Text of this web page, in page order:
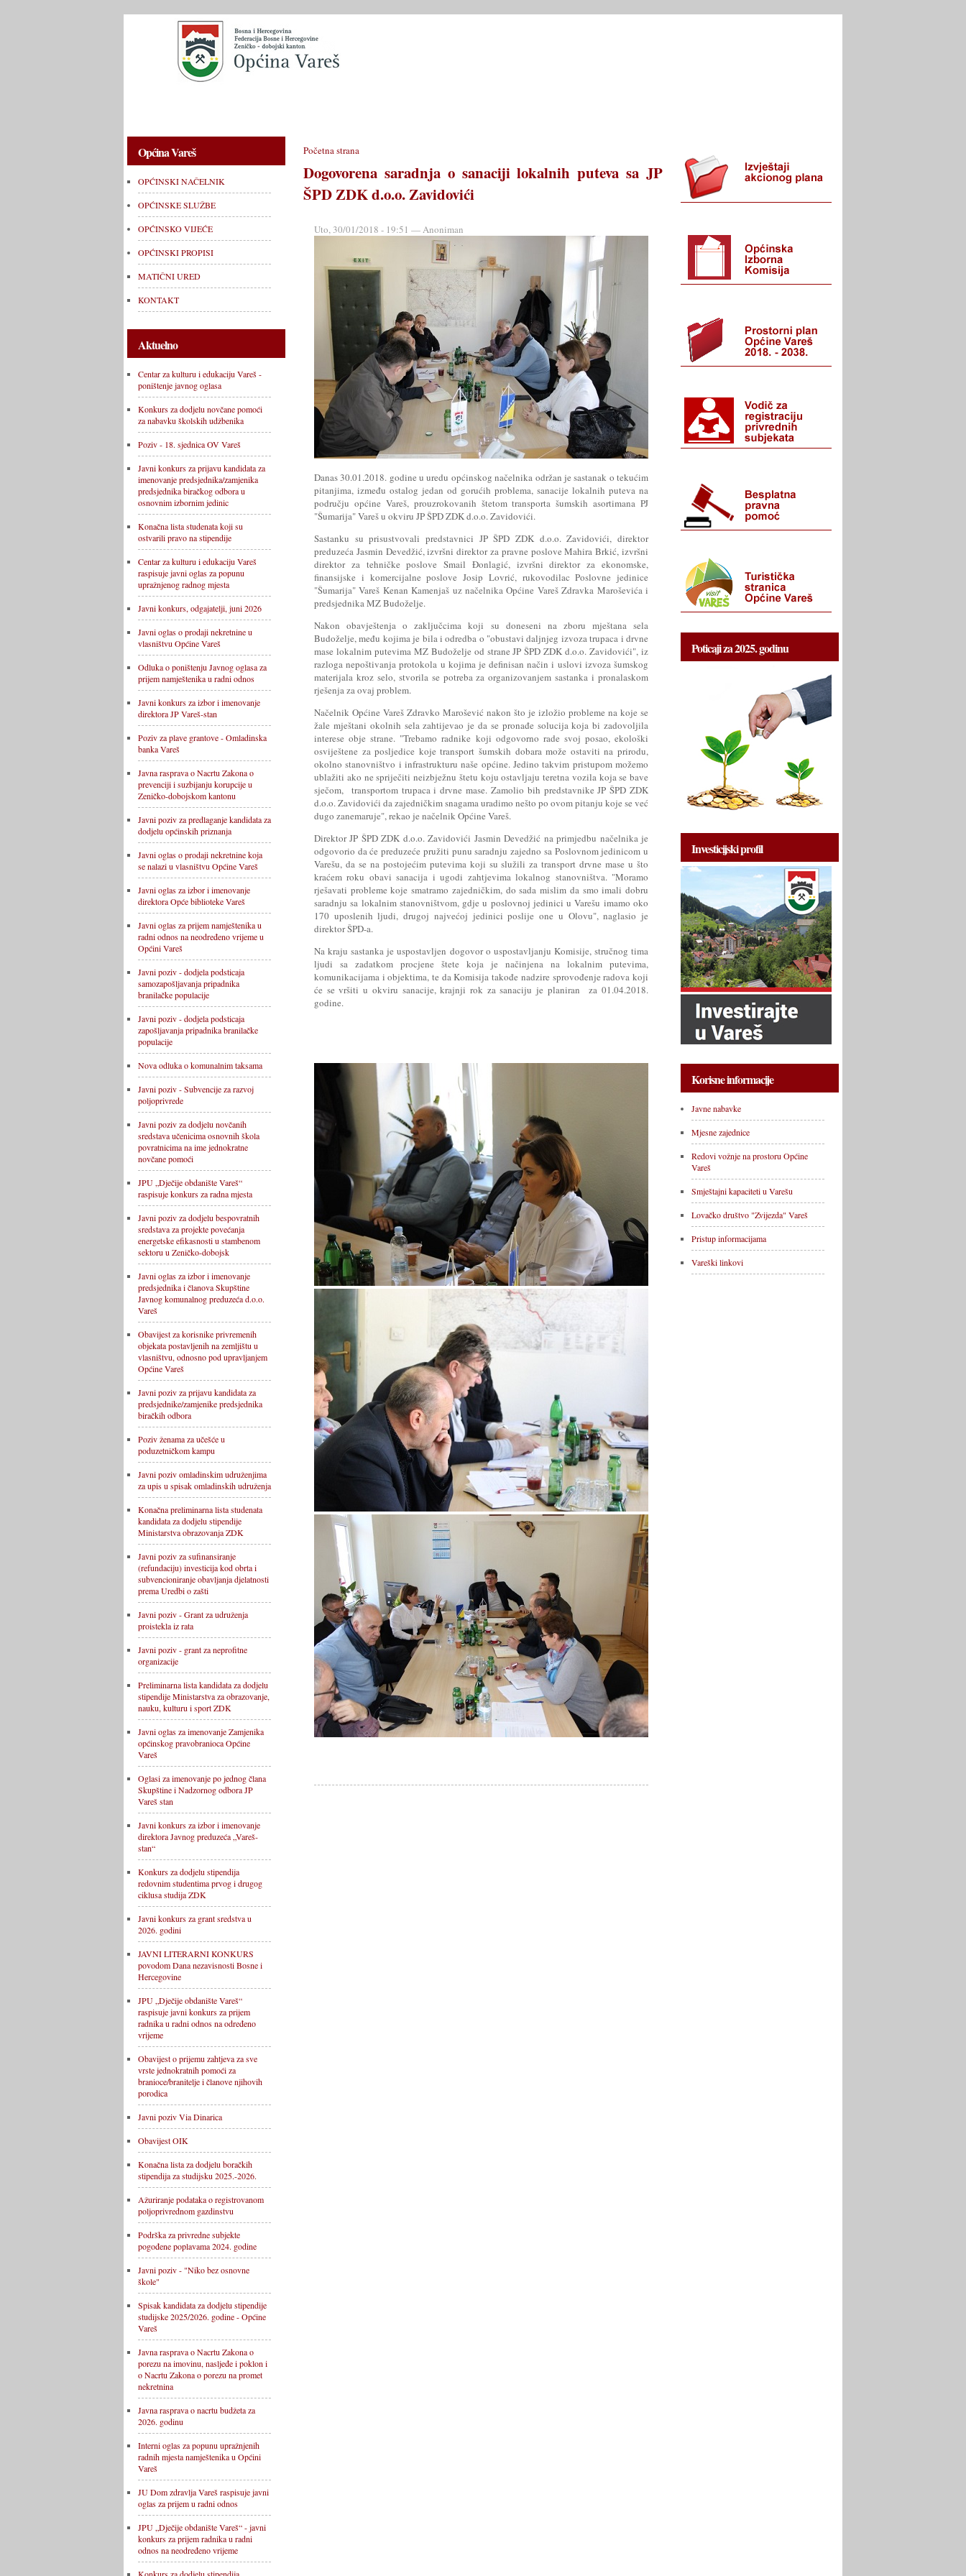
Općina Vareš
OPĆINSKI NAČELNIK
OPĆINSKE SLUŽBE
OPĆINSKO VIJEĆE
OPĆINSKI PROPISI
MATIČNI URED
KONTAKT
Aktuelno
Centar za kulturu i edukaciju Vareš -
poništenje javnog oglasa
Konkurs za dodjelu novčane pomoći
za nabavku školskih udžbenika
Poziv - 18. sjednica OV Vareš
Javni konkurs za prijavu kandidata za
imenovanje predsjednika/zamjenika
predsjednika biračkog odbora u
osnovnim izbornim jedinic
Konačna lista studenata koji su
ostvarili pravo na stipendije
Centar za kulturu i edukaciju Vareš
raspisuje javni oglas za popunu
upražnjenog radnog mjesta
Javni konkurs, odgajatelji, juni 2026
Javni oglas o prodaji nekretnine u
vlasništvu Općine Vareš
Odluka o poništenju Javnog oglasa za
prijem namještenika u radni odnos
Javni konkurs za izbor i imenovanje
direktora JP Vareš-stan
Poziv za plave grantove - Omladinska
banka Vareš
Javna rasprava o Nacrtu Zakona o
prevenciji i suzbijanju korupcije u
Zeničko-dobojskom kantonu
Javni poziv za predlaganje kandidata za
dodjelu općinskih priznanja
Javni oglas o prodaji nekretnine koja
se nalazi u vlasništvu Općine Vareš
Javni oglas za izbor i imenovanje
direktora Opće biblioteke Vareš
Javni oglas za prijem namještenika u
radni odnos na neodređeno vrijeme u
Općini Vareš
Javni poziv - dodjela podsticaja
samozapošljavanja pripadnika
branilačke populacije
Javni poziv - dodjela podsticaja
zapošljavanja pripadnika branilačke
populacije
Nova odluka o komunalnim taksama
Javni poziv - Subvencije za razvoj
poljoprivrede
Javni poziv za dodjelu novčanih
sredstava učenicima osnovnih škola
povratnicima na ime jednokratne
novčane pomoći
JPU „Dječije obdanište Vareš“
raspisuje konkurs za radna mjesta
Javni poziv za dodjelu bespovratnih
sredstava za projekte povećanja
energetske efikasnosti u stambenom
sektoru u Zeničko-dobojsk
Javni oglas za izbor i imenovanje
predsjednika i članova Skupštine
Javnog komunalnog preduzeća d.o.o.
Vareš
Obavijest za korisnike privremenih
objekata postavljenih na zemljištu u
vlasništvu, odnosno pod upravljanjem
Općine Vareš
Javni poziv za prijavu kandidata za
predsjednike/zamjenike predsjednika
biračkih odbora
Poziv ženama za učešće u
poduzetničkom kampu
Javni poziv omladinskim udruženjima
za upis u spisak omladinskih udruženja
Konačna preliminarna lista studenata
kandidata za dodjelu stipendije
Ministarstva obrazovanja ZDK
Javni poziv za sufinansiranje
(refundaciju) investicija kod obrta i
subvencioniranje obavljanja djelatnosti
prema Uredbi o zašti
Javni poziv - Grant za udruženja
proistekla iz rata
Javni poziv - grant za neprofitne
organizacije
Preliminarna lista kandidata za dodjelu
stipendije Ministarstva za obrazovanje,
nauku, kulturu i sport ZDK
Javni oglas za imenovanje Zamjenika
općinskog pravobranioca Općine
Vareš
Oglasi za imenovanje po jednog člana
Skupštine i Nadzornog odbora JP
Vareš stan
Javni konkurs za izbor i imenovanje
direktora Javnog preduzeća „Vareš-
stan“
Konkurs za dodjelu stipendija
redovnim studentima prvog i drugog
ciklusa studija ZDK
Javni konkurs za grant sredstva u
2026. godini
JAVNI LITERARNI KONKURS
povodom Dana nezavisnosti Bosne i
Hercegovine
JPU „Dječije obdanište Vareš“
raspisuje javni konkurs za prijem
radnika u radni odnos na određeno
vrijeme
Obavijest o prijemu zahtjeva za sve
vrste jednokratnih pomoći za
branioce/branitelje i članove njihovih
porodica
Javni poziv Via Dinarica
Obavijest OIK
Konačna lista za dodjelu boračkih
stipendija za studijsku 2025.-2026.
Ažuriranje podataka o registrovanom
poljoprivrednom gazdinstvu
Podrška za privredne subjekte
pogođene poplavama 2024. godine
Javni poziv - "Niko bez osnovne
škole"
Spisak kandidata za dodjelu stipendije
studijske 2025/2026. godine - Općine
Vareš
Javna rasprava o Nacrtu Zakona o
porezu na imovinu, nasljeđe i poklon i
o Nacrtu Zakona o porezu na promet
nekretnina
Javna rasprava o nacrtu budžeta za
2026. godinu
Interni oglas za popunu upražnjenih
radnih mjesta namještenika u Općini
Vareš
JU Dom zdravlja Vareš raspisuje javni
oglas za prijem u radni odnos
JPU „Dječije obdanište Vareš“ - javni
konkurs za prijem radnika u radni
odnos na neodređeno vrijeme
Početna strana
Dogovorena saradnja o sanaciji lokalnih puteva sa JP
ŠPD ZDK d.o.o. Zavidovići
Uto, 30/01/2018 - 19:51 — Anoniman
Danas 30.01.2018. godine u uredu općinskog načelnika održan je sastanak o tekućim
pitanjima, između ostalog jedan od gorućih problema, sanacije lokalnih puteva na
području općine Vareš, prouzrokovanih štetom transporta šumskih asortimana PJ
"Šumarija" Vareš u okviru JP ŠPD ZDK d.o.o. Zavidovići.
Sastanku su prisustvovali predstavnici JP ŠPD ZDK d.o.o. Zavidovići, direktor
preduzeća Jasmin Devedžić, izvršni direktor za pravne poslove Mahira Brkić, izvršni
direktor za tehničke poslove Smail Đonlagić, izvršni direktor za ekonomske,
finansijske i komercijalne poslove Josip Lovrić, rukovodilac Poslovne jedinice
"Šumarija" Vareš Kenan Kamenjaš uz načelnika Općine Vareš Zdravka Maroševića i
predsjednika MZ Budoželje.
Nakon obavještenja o zaključcima koji su doneseni na zboru mještana sela
Budoželje, među kojima je bila i odredba o "obustavi daljnjeg izvoza trupaca i drvne
mase lokalnim putevima MZ Budoželje od strane JP ŠPD ZDK d.o.o. Zavidovići", iz
razloga nepoštivanja protokola u kojima je definisan način i uslovi izvoza šumskog
materijala kroz selo, stvorila se potreba za organizovanjem sastanka i pronalaskom
rješenja za ovaj problem.
Načelnik Općine Vareš Zdravko Marošević nakon što je izložio probleme na koje se
žale mještani okolnih sela zahtijevao je da se pronađe solucija koja bi zadovoljila
interese obje strane. "Trebamo radnike koji odgovorno rade svoj posao, ekološki
osviještene za posljedice koje transport šumskih dobara može ostaviti na prirodu,
okolno stanovništvo i infrastrukturu naše općine. Jedino takvim pristupom možemo
ublažiti ako ne spriječiti neizbježnu štetu koju ostavljaju teretna vozila koja se bave
sječom, transportom trupaca i drvne mase. Zamolio bih predstavnike JP ŠPD ZDK
d.o.o. Zavidovići da zajedničkim snagama uradimo nešto po ovom pitanju koje se već
dugo zanemaruje", rekao je načelnik Općine Vareš.
Direktor JP ŠPD ZDK d.o.o. Zavidovići Jasmin Devedžić na primjedbu načelnika je
odgovorio da će preduzeće pružiti punu saradnju zajedno sa Poslovnom jedinicom u
Varešu, da se na postojećim putevima koji su služili za transport drvne mase u što
kraćem roku obavi sanacija i ugodi zahtjevima lokalnog stanovništva. "Moramo
rješavati probleme koje smatramo zajedničkim, do sada mislim da smo imali dobru
saradnju sa lokalnim stanovništvom, gdje u poslovnoj jedinici u Varešu imamo oko
170 uposlenih ljudi, drugoj najvećoj jedinici poslije one u Olovu", naglasio je
direktor ŠPD-a.
Na kraju sastanka je uspostavljen dogovor o uspostavljanju Komisije, stručnog tima
ljudi sa zadatkom procjene štete koja je načinjena na lokalnim putevima,
komunikacijama i objektima, te da Komisija takođe nadzire sprovođenje radova koji
će se vršiti u okviru sanacije, krajnji rok za sanaciju je planiran za 01.04.2018.
godine.
Poticaji za 2025. godinu
Investicijski profil
Korisne informacije
Javne nabavke
Mjesne zajednice
Redovi vožnje na prostoru Općine
Vareš
Smještajni kapaciteti u Varešu
Lovačko društvo "Zvijezda" Vareš
Pristup informacijama
Vareški linkovi